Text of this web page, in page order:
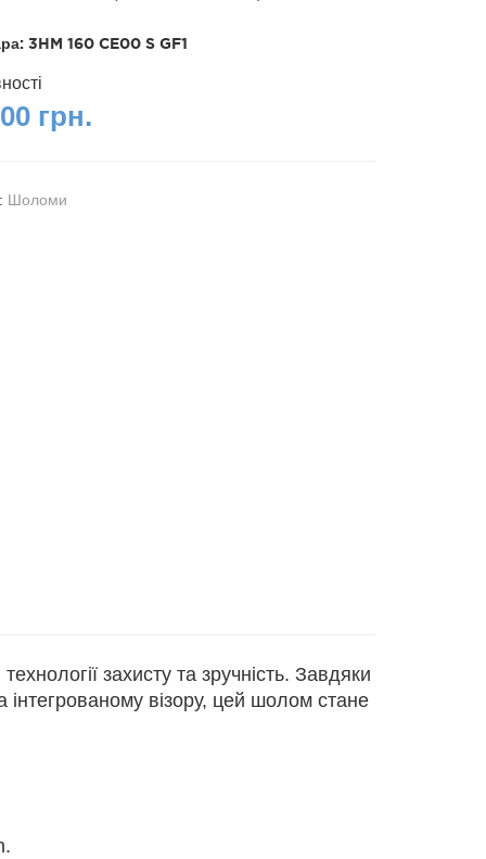
3HM 160 CE00 S GF1
грн.
Шоломи
захисту та зручність. Завдяки
візору, цей шолом стане